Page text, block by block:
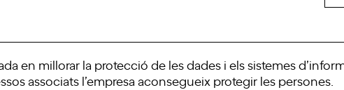
en millorar la protecció de les dades i els sistemes
associats l’empresa aconsegueix protegir les persones.